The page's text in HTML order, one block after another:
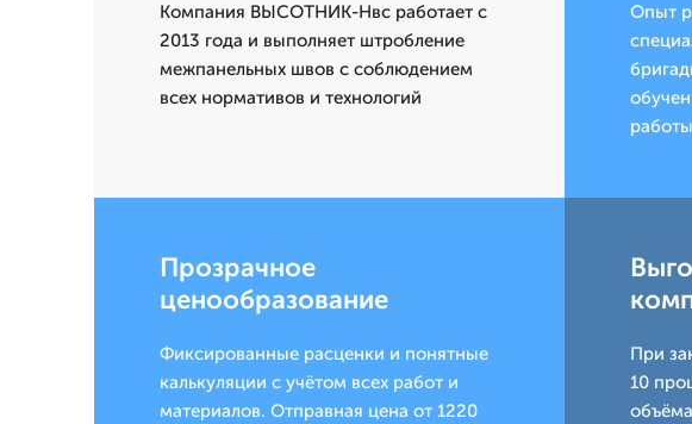
Компания ВЫСОТНИК-Нвс работает с
2013 года и выполняет штробление
межпанельных швов с соблюдением
всех нормативов и технологий
Опыт
Прозрачное
ценообразование
Фиксированные расценки и понятные
калькуляции с учётом всех работ и
материалов. Отправная цена от 1220
При
10